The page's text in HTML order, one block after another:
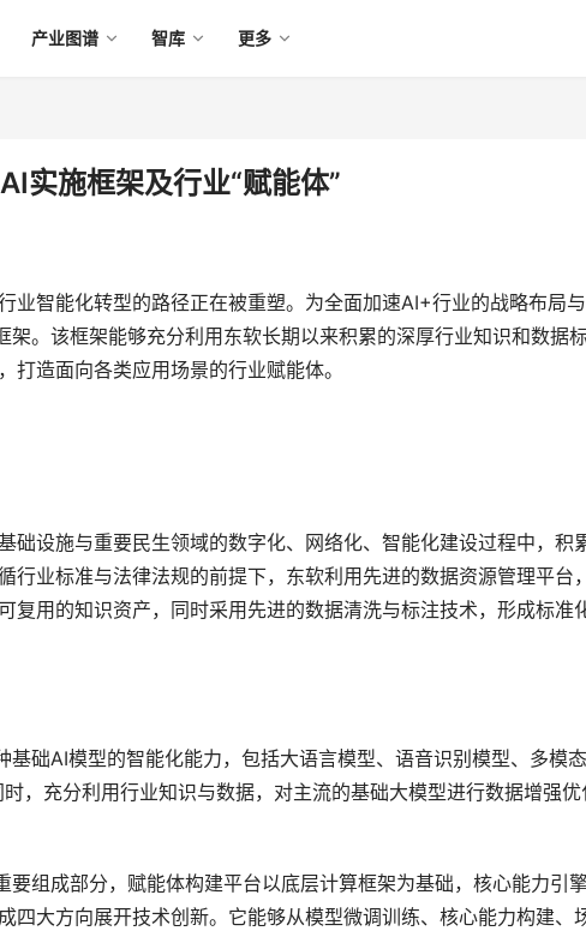
产业图谱 智库 更多
实施框架及行业“赋能体”
业智能化转型的路径正在被重塑。为全面加速AI+行业的战略布局
架。该框架能够充分利用东软长期以来积累的深厚行业知识和数据
造面向各类应用场景的行业赋能体。
础设施与重要民生领域的数字化、网络化、智能化建设过程中，积
行业标准与法律法规的前提下，东软利用先进的数据资源管理平台
复用的知识资产，同时采用先进的数据清洗与标注技术，形成标准
基础AI模型的智能化能力，包括大语言模型、语音识别模型、多模
，充分利用行业知识与数据，对主流的基础大模型进行数据增强优
要组成部分，赋能体构建平台以底层计算框架为基础，核心能力引
四大方向展开技术创新。它能够从模型微调训练、核心能力构建、